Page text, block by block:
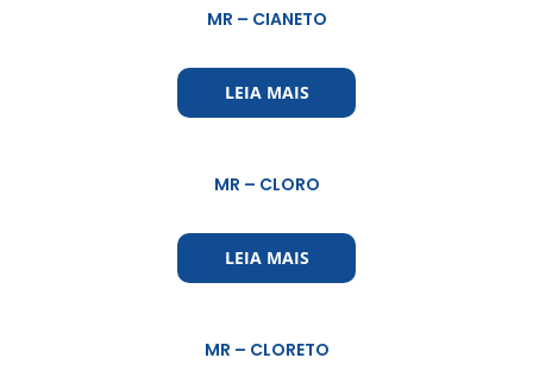
MR – CIANETO
LEIA MAIS
MR – CLORO
LEIA MAIS
MR – CLORETO